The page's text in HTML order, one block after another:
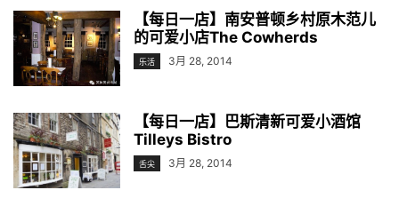
【每日一店】南安普顿乡村原木范儿
的可爱小店The Cowherds
乐活 3月 28, 2014
【每日一店】巴斯清新可爱小酒馆
Tilleys Bistro
舌尖 3月 28, 2014